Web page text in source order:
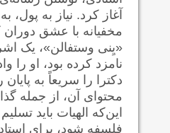
آغاز کرد. نیاز به پول،
مخفیانه با عشق
«یِنی وستفالن»، یک
نامزد کرده بود، او را
دکترا را سریعاً به
محتوای آن، از جمله
این‌که الهیات باید
فلسفه شود، برای